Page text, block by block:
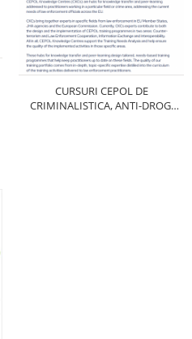
CURSURI CEPOL DE
CRIMINALISTICA, ANTI-DROG,